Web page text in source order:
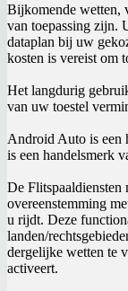
Bijkomende wetten,
van toepassing zijn.
dataplan bij uw
kosten is vereist om
Het langdurig
van uw toestel
Android Auto is een
is een handelsmerk
De Flitspaaldiensten
overeenstemming
u rijdt. Deze
landen/
dergelijke wetten te
activeert.